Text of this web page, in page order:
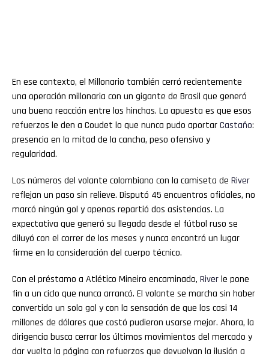
En ese contexto, el Millonario también cerró recientemente
una operación millonaria con un gigante de Brasil que generó
una buena reacción entre los hinchas. La apuesta es que esos
refuerzos le den a Coudet lo que nunca pudo aportarCastaño:
presencia en la mitad de la cancha, peso ofensivo y
regularidad.
Los números del volante colombiano con la camiseta de River
reflejan un paso sin relieve. Disputó 45 encuentros oficiales, no
marcó ningún gol y apenas repartió dos asistencias. La
expectativa que generó su llegada desde el fútbol ruso se
diluyó con el correr de los meses y nunca encontró un lugar
firme en la consideración del cuerpo técnico.
Con el préstamo a Atlético Mineiro encaminado, Riverle pone
fin a un ciclo que nunca arrancó. El volante se marcha sin haber
convertido un solo gol y con la sensación de que los casi 14
millones de dólares que costó pudieron usarse mejor. Ahora, la
dirigencia busca cerrar los últimos movimientos del mercado y
dar vuelta la página con refuerzos que devuelvan la ilusión a